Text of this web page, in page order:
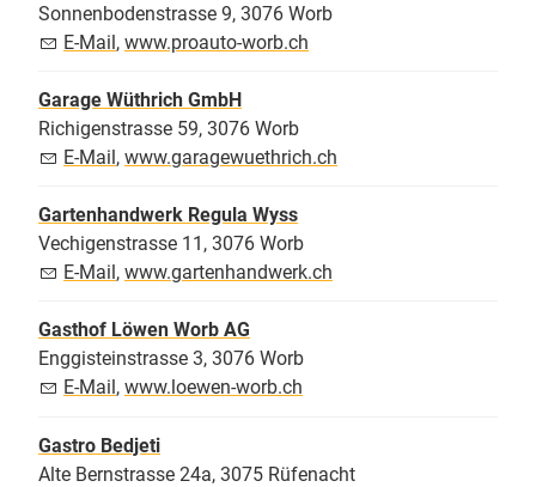
Sonnenbodenstrasse 9, 3076 Worb
E-Mail, www.proauto-worb.ch
Garage Wüthrich GmbH
Richigenstrasse 59, 3076 Worb
E-Mail, www.garagewuethrich.ch
Gartenhandwerk Regula Wyss
Vechigenstrasse 11, 3076 Worb
E-Mail , www.gartenhandwerk.ch
Gasthof Löwen Worb AG
Enggisteinstrasse 3, 3076 Worb
E-Mail , www.loewen-worb.ch
Gastro Bedjeti
Alte Bernstrasse 24a, 3075 Rüfenacht